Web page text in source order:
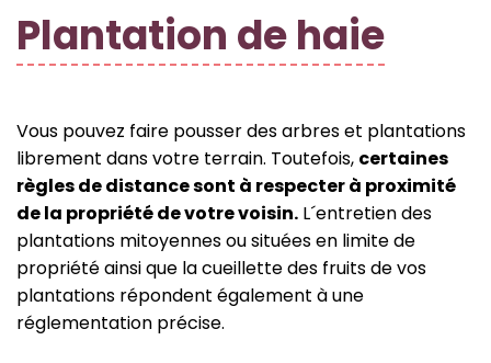
Plantation de haie
Vous pouvez faire pousser des arbres et plantations
librement dans votre terrain. Toutefois, certaines
règles de distance sont à respecter à proximité
de la propriété de votre voisin. L´entretien des
plantations mitoyennes ou situées en limite de
propriété ainsi que la cueillette des fruits de vos
plantations répondent également à une
réglementation précise.